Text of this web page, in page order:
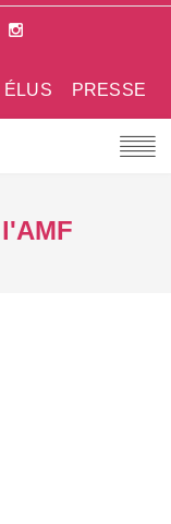
PRESSE
ÉLUS